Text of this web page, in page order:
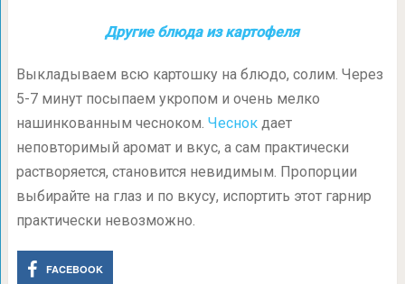
Другие блюда из картофеля
Выкладываем всю картошку на блюдо, солим. Через
5-7минут посыпаем укропом и очень мелко
нашинкованным чесноком. Чеснокдает
неповторимый аромат и вкус, а сам практически
растворяется, становится невидимым. Пропорции
выбирайте на глаз и по вкусу, испортить этот гарнир
практически невозможно.
FACEBOOK